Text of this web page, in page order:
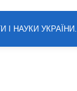
І НАУКИ УКРАЇНИ.